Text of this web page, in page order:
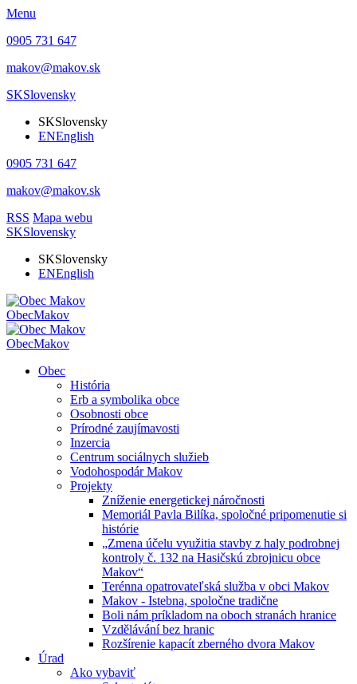
Menu
0905 731 647
makov@makov.sk
SKSlovensky
SKSlovensky
ENEnglish
0905 731 647
makov@makov.sk
RSS Mapa webu
SKSlovensky
SKSlovensky
ENEnglish
ObecMakov
ObecMakov
Obec
História
Erb a symbolika obce
Osobnosti obce
Prírodné zaujímavosti
Inzercia
Centrum sociálnych služieb
Vodohospodár Makov
Projekty
Zníženie energetickej náročnosti
Memoriál Pavla Bilíka, spoločné pripomenutie si
histórie
„Zmena účelu využitia stavby z haly podrobnej
kontroly č. 132 na Hasičskú zbrojnicu obce
Makov“
Terénna opatrovateľská služba v obci Makov
Makov - Istebna, spoločne tradične
Boli nám príkladom na oboch stranách hranice
Vzdělávání bez hranic
Rozšírenie kapacít zberného dvora Makov
Úrad
Ako vybaviť